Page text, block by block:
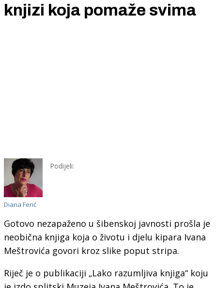
knjizi koja pomaže svima
Diana Ferić
Podijeli:
Gotovo nezapaženo u šibenskoj javnosti prošla je
neobična knjiga koja o životu i djelu kipara Ivana
Meštrovića govori kroz slike poput stripa.
Riječ je o publikaciji „Lako razumljiva knjiga“ koju